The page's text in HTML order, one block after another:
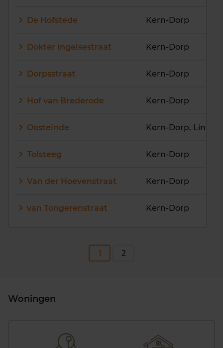
De Hofstede Kern-Dorp
Dokter Ingelsestraat Kern-Dorp
Dorpsstraat Kern-Dorp
Hof van Brederode Kern-Dorp
Oosteinde
Tolsteeg Kern-Dorp
Van der Hoevenstraat Kern-Dorp
van Tongerenstraat Kern-Dorp
1 2
Woningen